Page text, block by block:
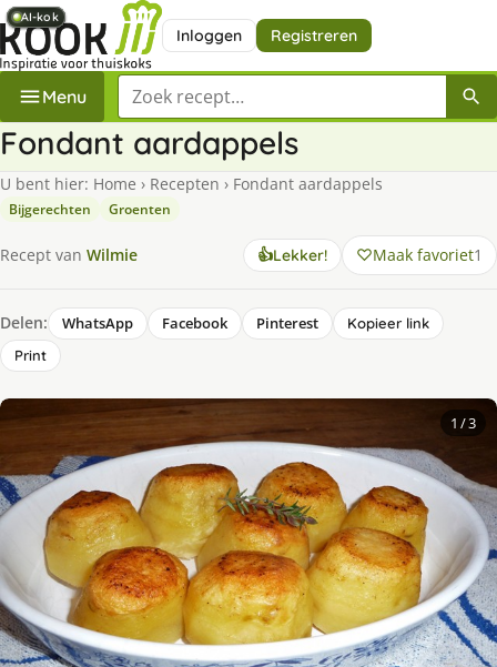
Inloggen Registreren
Menu Zoek een recept
Fondant aardappels
U bent hier: Home › Recepten › Fondant aardappels
Bijgerechten Groenten
Recept van Wilmie 👍Lekker! Maak favoriet1
Delen: WhatsApp Facebook Pinterest
Kopieer link
Print
1 / 3
AI-kok
AI-kok
AI-kok
AI-kok
AI-kok
AI-kok